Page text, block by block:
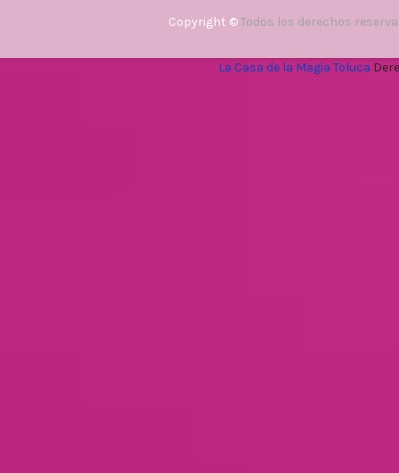
Copyright ©Todos los derechos
La Casa de la Magia Toluca